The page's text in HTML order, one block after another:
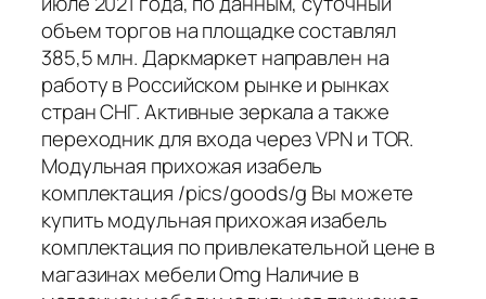
объем торгов на площадке составлял
385,5 млн. Даркмаркет направлен на
работу в Российском рынке и рынках
стран СНГ. Активные зеркала а также
переходник для входа через VPN и TOR.
Модульная прихожая изабель
комплектация /pics/goods/g Вы можете
купить модульная прихожая изабель
комплектация по привлекательной цене в
магазинах мебели Omg Наличие в